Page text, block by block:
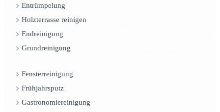
Entrümpelung
Holzterrasse reinigen
Endreinigung
Grundreinigung
Fensterreinigung
Frühjahrsputz
Gastronomiereinigung